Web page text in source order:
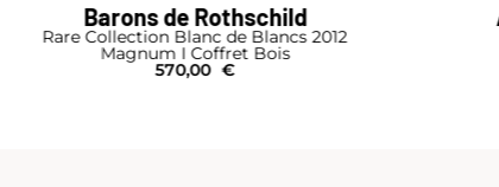
Armand de Brignac
Brut Rosé
Magnum I Pochon
1.130,00 €